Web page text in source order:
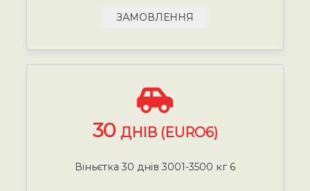
ЗАМОВЛЕННЯ
30 ДНІВ (EURO6)
Віньєтка 30 днів 3001-3500 кг 6